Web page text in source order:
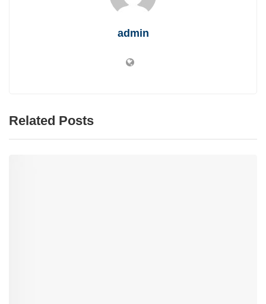
admin
Related Posts